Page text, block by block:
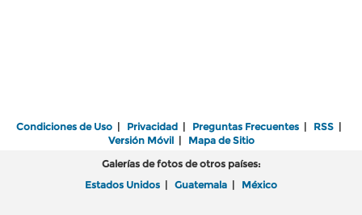
Condiciones de Uso | Privacidad | Preguntas Frecuentes | RSS |
Versión Móvil| Mapa de Sitio
Galerías de fotos de otros países:
Estados Unidos | Guatemala | México